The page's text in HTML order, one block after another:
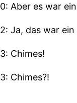
Aber es war
Ja, das war
Chimes!
Chimes?!